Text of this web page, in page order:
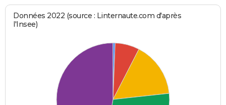
Données 2022 (source : Linternaute.com d'après
l'Insee)